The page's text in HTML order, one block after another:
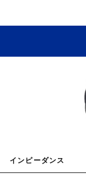
インピーダンス